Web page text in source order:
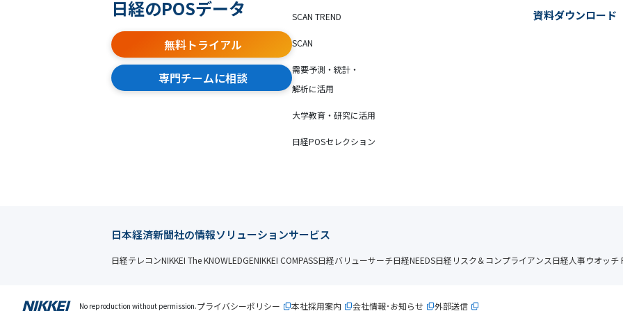
日経のPOSデータ
無料トライアル
専門チームに相談
SCAN TREND
SCAN
需要予測・統計・
解析に活用
大学教育・研究に活用
日経POSセレクション
資料ダウンロード
日本経済新聞社の情報ソリューションサービス
日経テレコンNIKKEI The KNOWLEDGENIKKEI COMPASS日経バリューサーチ日経NEEDS日経リスク＆コンプライアンス日経人事ウオッチ
No reproduction without permission.プライバシーポリシー 本社採用案内 会社情報･お知らせ 外部送信